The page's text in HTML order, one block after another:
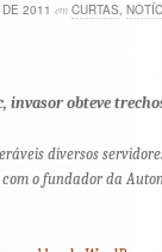
2011 em CURTAS,
invasor obteve
diversos
com o fundador da